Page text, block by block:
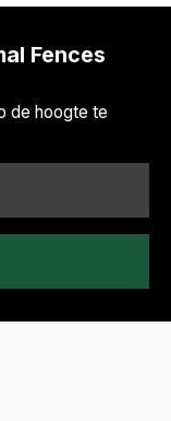
Fences
de hoogte te